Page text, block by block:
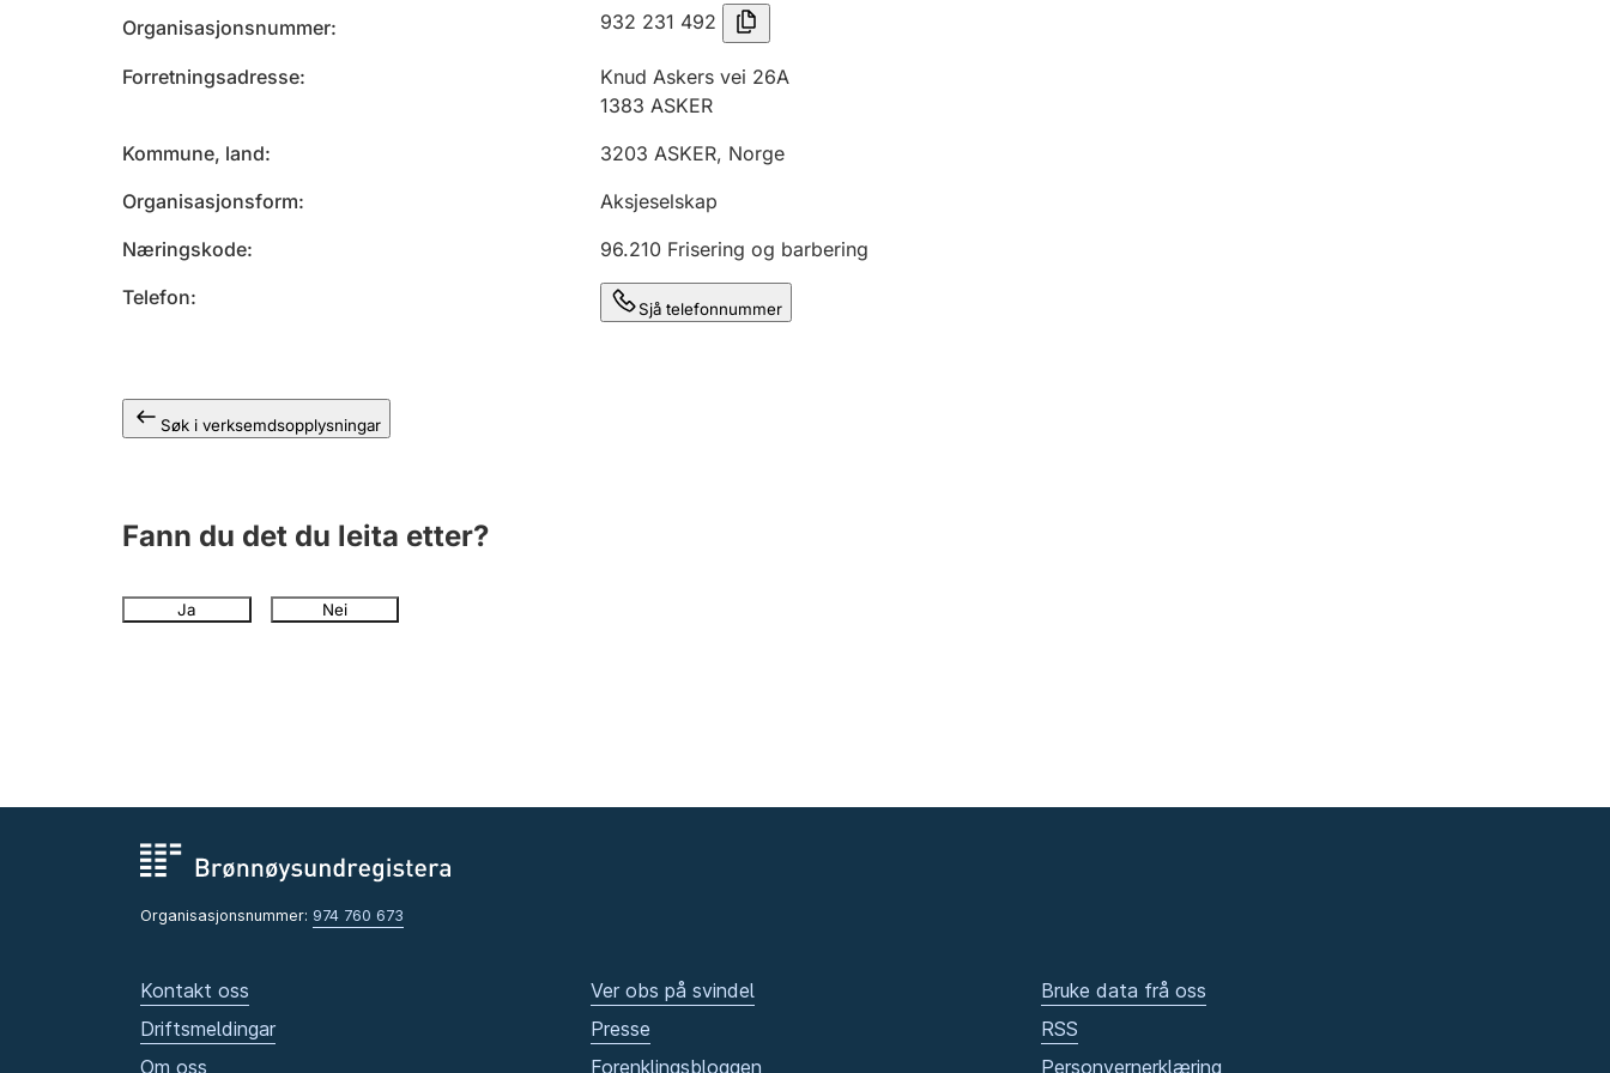
Organisasjonsnummer 932 231 492
Forretningsadresse
Knud Askers vei 26A
1383 ASKER
Kommune, land
3203 ASKER, Norge
Organisasjonsform
Aksjeselskap
Næringskode
96.210 Frisering og barbering
Telefon
Sjå telefonnummer
Søk i verksemdsopplysningar
Fann du det du leita etter?
Ja Nei
Organisasjonsnummer: 974 760 673
Kontakt oss
Driftsmeldingar
Om oss
Ver obs på svindel
Presse
Forenklingsbloggen
Bruke data frå oss
RSS
Personvernerklæring